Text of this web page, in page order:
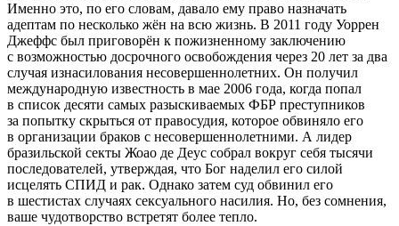
Именно это, по его словам, давало ему право назначать
адептам по несколько жён на всю жизнь. В 2011 году Уоррен
Джеффс был приговорён к пожизненному заключению
с возможностью досрочного освобождения через 20 лет за два
случая изнасилования несовершеннолетних. Он получил
международную известность в мае 2006 года, когда попал
в список десяти самых разыскиваемых ФБР преступников
за попытку скрыться от правосудия, которое обвиняло его
в организации браков с несовершеннолетними. А лидер
бразильской секты Жоао де Деус собрал вокруг себя тысячи
последователей, утверждая, что Бог наделил его силой
исцелять СПИД и рак. Однако затем суд обвинил его
в шестистах случаях сексуального насилия. Но, без сомнения,
ваше чудотворство встретят более тепло.